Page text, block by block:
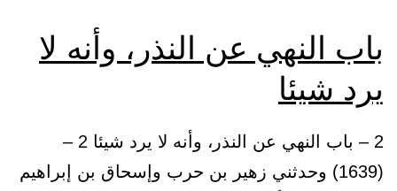
باب النهي عن النذر، وأنه لا
يرد شيئا
2 – باب النهي عن النذر، وأنه لا يرد شيئا 2 –
(1639) وحدثني زهير بن حرب وإسحاق بن إبراهيم